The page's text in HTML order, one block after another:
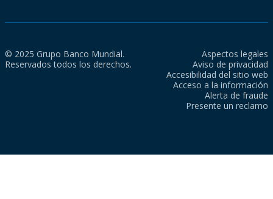
© 2025 Grupo Banco Mundial.
Reservados todos los derechos.
Aspectos legales
Aviso de privacidad
Accesibilidad del sitio web
Acceso a la información
Alerta de fraude
Presente un reclamo